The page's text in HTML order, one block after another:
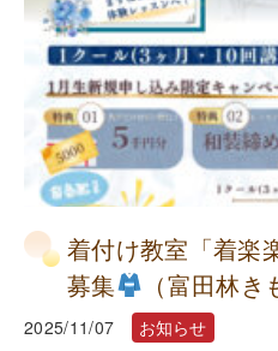
着付け教室「着楽
募集
（富田林き
2025/11/07 お知らせ